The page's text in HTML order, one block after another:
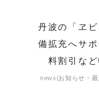
丹波の「ヱ
備拡充へサ
料割引な
news(お知らせ・